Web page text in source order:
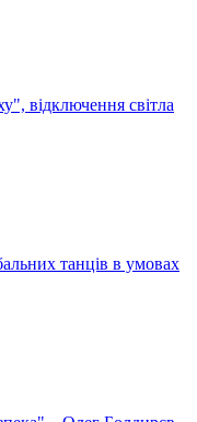
відключення світла
танців в умовах